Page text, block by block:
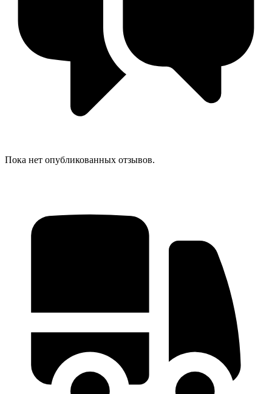
Пока нет опубликованных отзывов.